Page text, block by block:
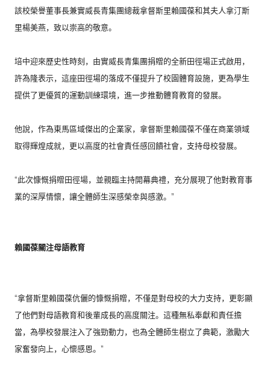
該校榮譽董事長兼實威長青集團總裁拿督斯里賴國葆和其夫人拿汀斯
里楊美燕，致以崇高的敬意。
培中迎來歷史性時刻，由實威長青集團捐贈的全新田徑場正式啟用，
許為隆表示，這座田徑場的落成不僅提升了校園體育設施， 更為學生
提供了更優質的運動訓練環境， 進一步推動體育教育的發展。
他說，作為東馬區域傑出的企業家， 拿督斯里賴國葆不僅在商業領域
取得輝煌成就， 更以高度的社會責任感回饋社會，支持母校發展。
“此次慷慨捐贈田徑場，並親臨主持開幕典禮， 充分展現了他對教育事
業的深厚情懷，讓全體師生深感榮幸與感激。 ”
賴國葆關注母語教育
“拿督斯里賴國葆伉儷的慷慨捐贈，不僅是對母校的大力支持， 更彰顯
了他們對母語教育和後輩成長的高度關注。 這種無私奉獻和責任擔
當，為學校發展注入了強勁動力， 也為全體師生樹立了典範，激勵大
家奮發向上，心懷感恩。”